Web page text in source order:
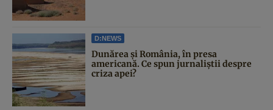
D:NEWS
Dunărea și România, în presa
americană. Ce spun jurnaliștii despre
criza apei?